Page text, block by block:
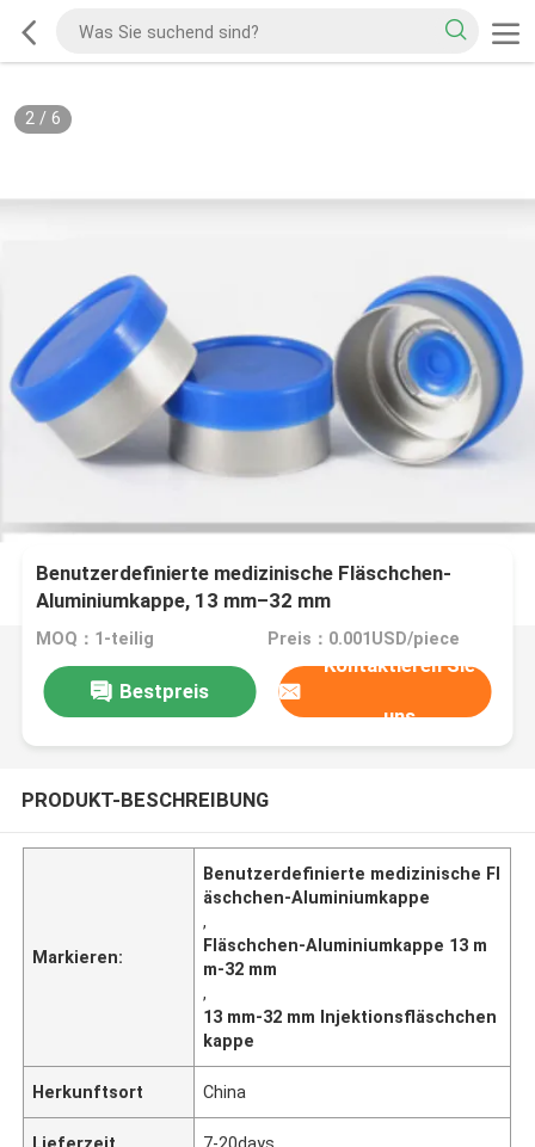
2/ 6
Benutzerdefinierte medizinische Fläschchen-
Aluminiumkappe, 13 mm–32 mm
Injektionsfläschchen-Kappe
MOQ：1-teilig Preis：0.001USD/piece
Bestpreis
Kontaktieren Sie
uns
PRODUKT-BESCHREIBUNG
Markieren:
Benutzerdefinierte medizinische Fl
äschchen-Aluminiumkappe
,
Fläschchen-Aluminiumkappe 13 m
m-32 mm
,
13 mm-32 mm Injektionsfläschchen
kappe
Herkunftsort China
Lieferzeit 7-20days